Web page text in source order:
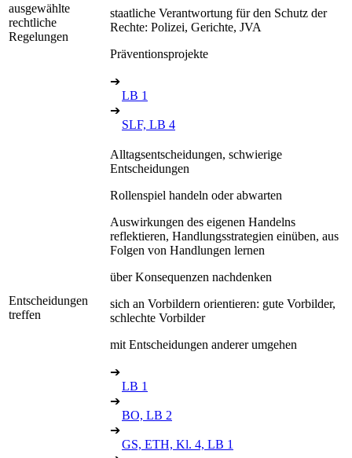
ausgewählte
rechtliche
Regelungen
staatliche Verantwortung für den Schutz der
Rechte: Polizei, Gerichte, JVA
Präventionsprojekte
➔
LB 1
➔
SLF, LB 4
Entscheidungen
treffen
Alltagsentscheidungen, schwierige
Entscheidungen
Rollenspiel handeln oder abwarten
Auswirkungen des eigenen Handelns
reflektieren, Handlungsstrategien einüben, aus
Folgen von Handlungen lernen
über Konsequenzen nachdenken
sich an Vorbildern orientieren: gute Vorbilder,
schlechte Vorbilder
mit Entscheidungen anderer umgehen
➔
LB 1
➔
BO, LB 2
➔
GS, ETH, Kl. 4, LB 1